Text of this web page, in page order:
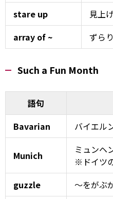
stare up
見上
array of ~
ずら
Such a Fun Month
語句
Bavarian
バイエル
Munich
ミュンヘ
※ドイツ
guzzle
～をがぶ